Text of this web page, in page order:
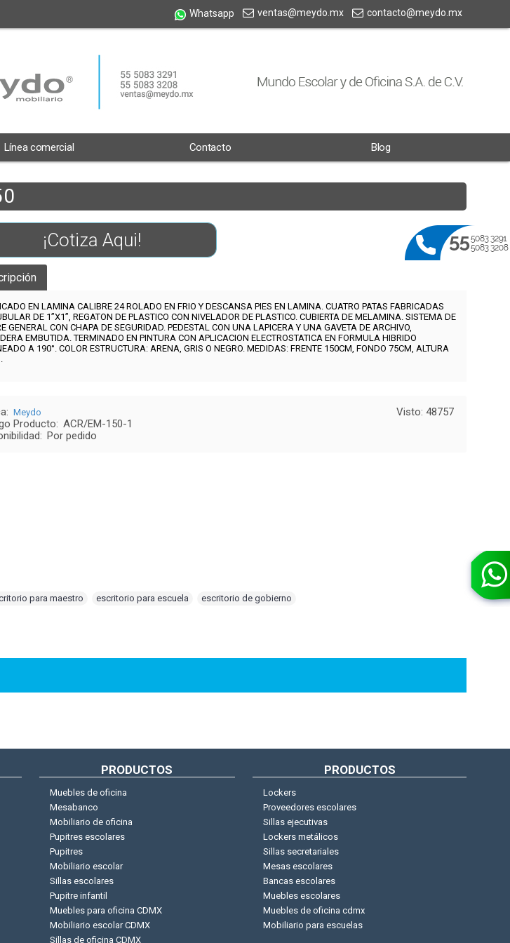
Whatsapp ventas@meydo.mx contacto@meydo.mx
Línea comercial Contacto Blog
¡Cotiza Aqui!
EN LAMINA CALIBRE 24 ROLADO EN FRIO Y DESCANSA PIES EN LAMINA. CUATRO PATAS FABRICADAS
DE 1”X1”, REGATON DE PLASTICO CON NIVELADOR DE PLASTICO. CUBIERTA DE MELAMINA. SISTEMA DE
GENERAL CON CHAPA DE SEGURIDAD. PEDESTAL CON UNA LAPICERA Y UNA GAVETA DE ARCHIVO,
EMBUTIDA. TERMINADO EN PINTURA CON APLICACION ELECTROSTATICA EN FORMULA HIBRIDO
A 190°. COLOR ESTRUCTURA: ARENA, GRIS O NEGRO. MEDIDAS: FRENTE 150CM, FONDO 75CM, ALTURA
Visto: 48757
Meydo
Producto: ACR/EM-150-1
Por pedido
para maestro escritorio para escuela escritorio de gobierno
PRODUCTOS
Muebles de oficina
Mesabanco
Mobiliario de oficina
Pupitres escolares
Pupitres
Mobiliario escolar
Sillas escolares
Pupitre infantil
Muebles para oficina CDMX
Mobiliario escolar CDMX
Sillas de oficina CDMX
PRODUCTOS
Lockers
Proveedores escolares
Sillas ejecutivas
Lockers metálicos
Sillas secretariales
Mesas escolares
Bancas escolares
Muebles escolares
Muebles de oficina cdmx
Mobiliario para escuelas